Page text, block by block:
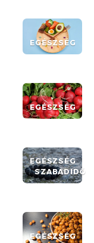
EGÉSZSÉG
EGÉSZSÉG
EGÉSZSÉG
SZABADIDŐ
EGÉSZSÉG